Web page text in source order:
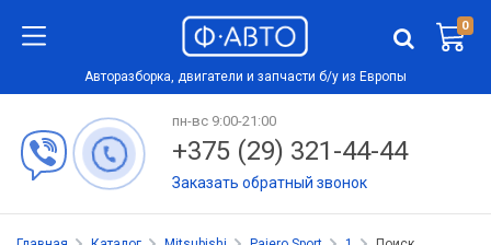
0
Авторазборка, двигатели и запчасти б/у из Европы
пн-вс 9:00-21:00
+375 (29) 321-44-44
Заказать обратный звонок